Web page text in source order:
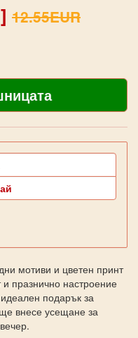
12.55EUR
мотиви и цветен принт
празнично настроение
подарък за
внесе усещане за